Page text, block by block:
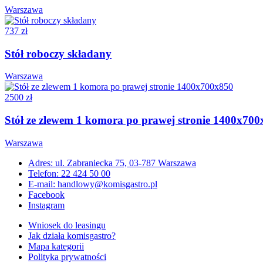
Warszawa
737 zł
Stół roboczy składany
Warszawa
2500 zł
Stół ze zlewem 1 komora po prawej stronie
Warszawa
Adres: ul. Zabraniecka 75, 03-787 Warszawa
Telefon: 22 424 50 00
E-mail: handlowy@komisgastro.pl
Facebook
Instagram
Wniosek do leasingu
Jak działa komisgastro?
Mapa kategorii
Polityka prywatności